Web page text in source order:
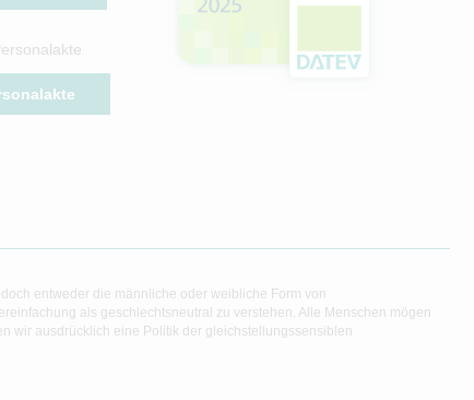
entweder die männliche oder weibliche Form von
als geschlechtsneutral zu verstehen. Alle Menschen mögen
wir ausdrücklich eine Politik der gleichstellungssensiblen